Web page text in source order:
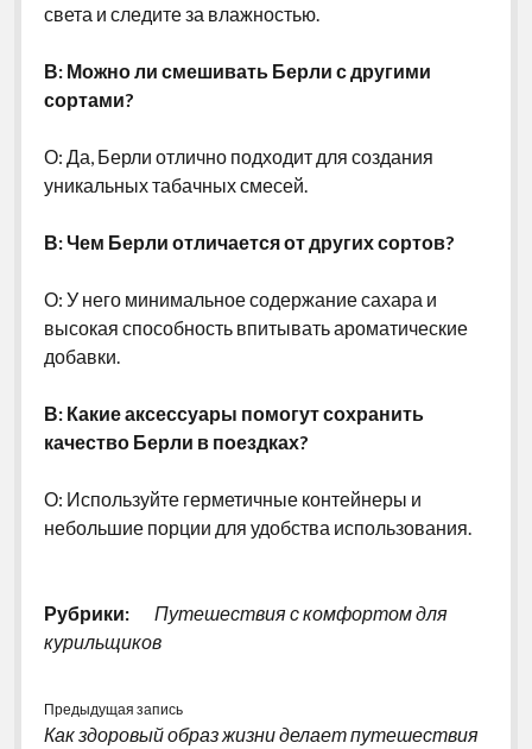
света и следите за влажностью.
В: Можно ли смешивать Берли с другими
сортами?
О: Да, Берли отлично подходит для создания
уникальных табачных смесей.
В: Чем Берли отличается от других сортов?
О: У него минимальное содержание сахара и
высокая способность впитывать ароматические
добавки.
В: Какие аксессуары помогут сохранить
качество Берли в поездках?
О: Используйте герметичные контейнеры и
небольшие порции для удобства использования.
Рубрики:
Путешествия с комфортом для
курильщиков
Предыдущая запись
Как здоровый образ жизни делает путешествия